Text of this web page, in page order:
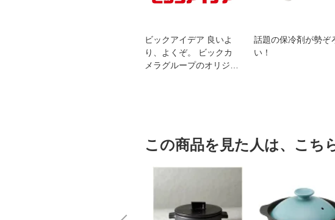
ビックアイデア 良いよ
り、よくぞ。 ビックカ
メラグループのオリジナ
話題の保冷剤が勢ぞ
い！
この商品を見た人は、こち